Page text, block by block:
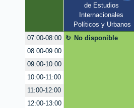
de Estudios
Internacionales
Políticos y Urbanos
07:00-08:00
No disponible
08:00-09:00
09:00-10:00
10:00-11:00
11:00-12:00
12:00-13:00